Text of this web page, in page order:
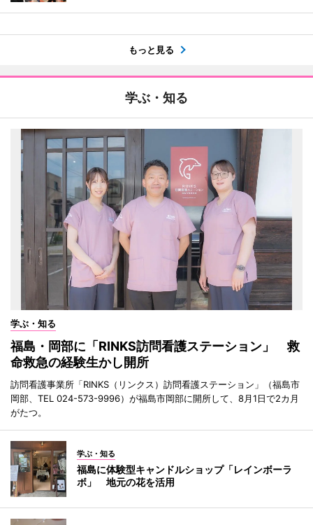
もっと見る
学ぶ・知る
学ぶ・知る
福島・岡部に「RINKS訪問看護ステーション」 救
命救急の経験生かし開所
訪問看護事業所「RINKS（リンクス）訪問看護ステーション」（福島市
岡部、TEL 024-573-9996）が福島市岡部に開所して、8月1日で2カ月
がたつ。
学ぶ・知る
福島に体験型キャンドルショップ「レインボーラ
ボ」 地元の花を活用